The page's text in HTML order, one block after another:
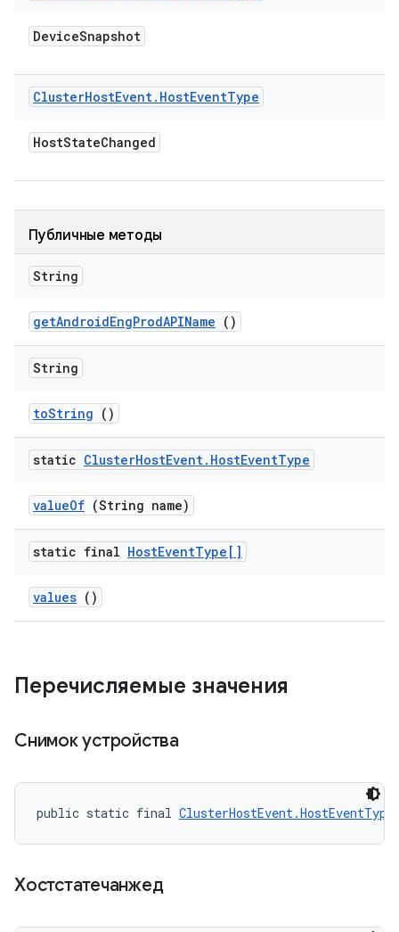
DeviceSnapshot
ClusterHostEvent. HostEventType
HostStateChanged
Публичные методы
String
getAndroidEngProdAPIName ()
String
toString ()
static ClusterHostEvent. HostEventType
valueOf (String name)
static final HostEventType[]
values ()
Перечисляемые значения
Снимок устройства
public static final ClusterHostEvent.HostEventType
Хостстатечанжед